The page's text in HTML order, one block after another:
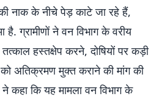
नाक के नीचे पेड़ काटे जा रहे हैं,
ग्रामीणों ने वन विभाग के वरीय
हस्तक्षेप करने, दोषियों पर कड़ी
अतिक्रमण मुक्त कराने की मांग की
कहा कि यह मामला वन विभाग के